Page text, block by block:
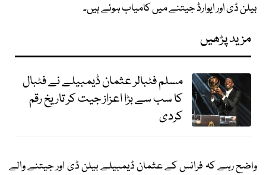
بیلن ڈی اور ایوارڈ جیتنے میں کامیاب ہوئے ہیں۔
مزید پڑھیں
مسلم فٹبالر عثمان ڈیمبیلے نے فٹبال
کا سب سے بڑا اعزاز جیت کر تاریخ رقم
کردی
واضح رہے کہ فرانس کے عثمان ڈیمبیلے بیلن ڈی اور جیتنے والے